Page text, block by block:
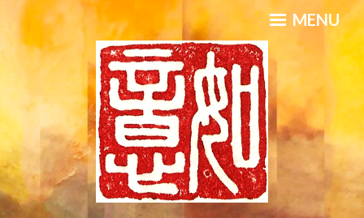
Skip
content
MENU